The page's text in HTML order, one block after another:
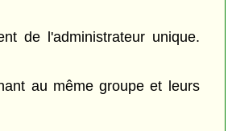
de l'administrateur unique.
au même groupe et leurs